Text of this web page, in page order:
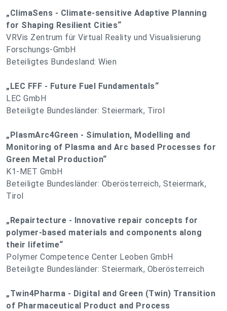
„ClimaSens - Climate-sensitive Adaptive Planning
for Shaping Resilient Cities“
VRVis Zentrum für Virtual Reality und Visualisierung
Forschungs-GmbH
Beteiligtes Bundesland: Wien
„LEC FFF - Future Fuel Fundamentals“
LEC GmbH
Beteiligte Bundesländer: Steiermark, Tirol
„PlasmArc4Green - Simulation, Modelling and
Monitoring of Plasma and Arc based Processes for
Green Metal Production“
K1-MET GmbH
Beteiligte Bundesländer: Oberösterreich, Steiermark,
Tirol
„Repairtecture - Innovative repair concepts for
polymer-based materials and components along
their lifetime“
Polymer Competence Center Leoben GmbH
Beteiligte Bundesländer: Steiermark, Oberösterreich
„Twin4Pharma - Digital and Green (Twin) Transition
of Pharmaceutical Product and Process